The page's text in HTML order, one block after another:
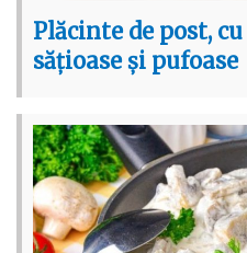
Plăcinte de post,
sățioase și pufoase